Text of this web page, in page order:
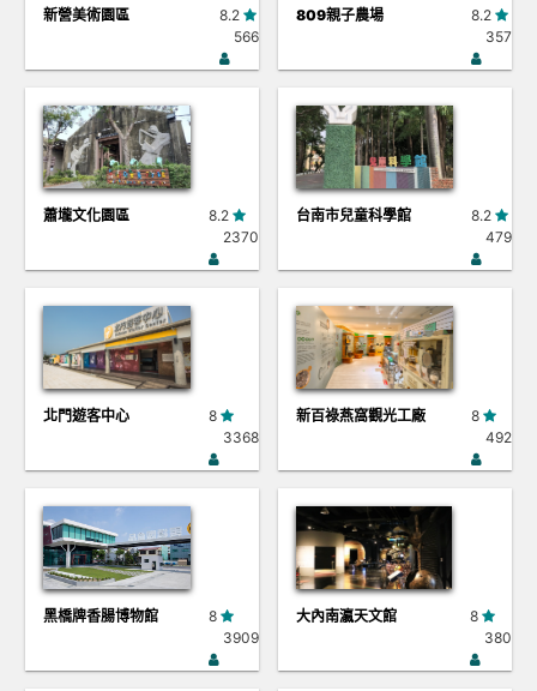
新營美術園區
8.2
566
809親子農場
8.2
357
蕭壠文化園區
8.2
2370
台南市兒童科學館
8.2
479
北門遊客中心
8
3368
新百祿燕窩觀光工廠
8
492
黑橋牌香腸博物館
8
3909
大內南瀛天文館
8
380